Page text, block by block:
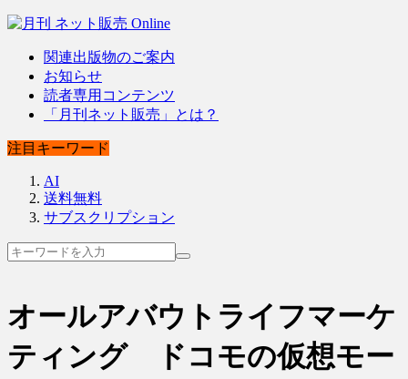
関連出版物のご案内
お知らせ
読者専用コンテンツ
「月刊ネット販売」とは？
注目キーワード
AI
送料無料
サブスクリプション
オールアバウトライフマーケ
ティング ドコモの仮想モー